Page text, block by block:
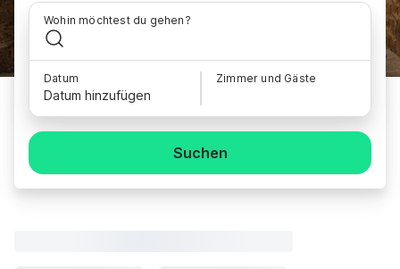
Wohin möchtest du gehen?
Datum
Datum hinzufügen
Zimmer und Gäste
Suchen